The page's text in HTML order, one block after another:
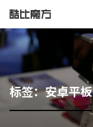
标签：安卓平板